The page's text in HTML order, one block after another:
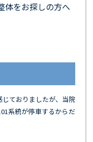
体をお探しの方へ
ておりましたが、当院
系統が停車するからだ